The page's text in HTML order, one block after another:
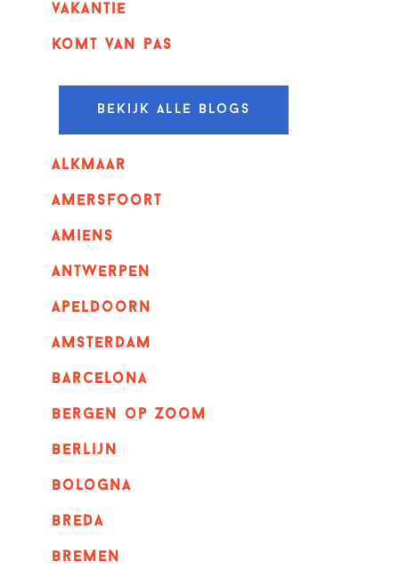
vakantie
komt van pas
Bekijk alle blogs
alkmaar
amersfoort
amiens
Antwerpen
apeldoorn
Amsterdam
barcelona
bergen op zoom
berlijn
bologna
breda
bremen